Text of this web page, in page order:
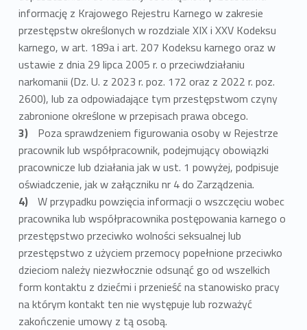
informację z Krajowego Rejestru Karnego w zakresie
przestępstw określonych w rozdziale XIX i XXV Kodeksu
karnego, w art. 189a i art. 207 Kodeksu karnego oraz w
ustawie z dnia 29 lipca 2005 r. o przeciwdziałaniu
narkomanii (Dz. U. z 2023 r. poz. 172 oraz z 2022 r. poz.
2600), lub za odpowiadające tym przestępstwom czyny
zabronione określone w przepisach prawa obcego.
Poza sprawdzeniem figurowania osoby w Rejestrze
pracownik lub współpracownik, podejmujący obowiązki
pracownicze lub działania jak w ust. 1 powyżej, podpisuje
oświadczenie, jak w załączniku nr 4 do Zarządzenia.
W przypadku powzięcia informacji o wszczęciu wobec
pracownika lub współpracownika postępowania karnego o
przestępstwo przeciwko wolności seksualnej lub
przestępstwo z użyciem przemocy popełnione przeciwko
dzieciom należy niezwłocznie odsunąć go od wszelkich
form kontaktu z dziećmi i przenieść na stanowisko pracy
na którym kontakt ten nie występuje lub rozważyć
zakończenie umowy z tą osobą.